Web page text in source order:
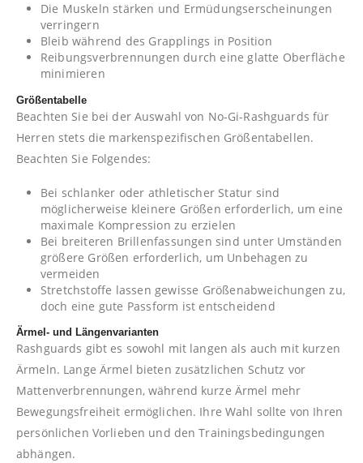
Die Muskeln stärken und Ermüdungserscheinungen
verringern
Bleib während des Grapplings in Position
Reibungsverbrennungen durch eine glatte Oberfläche
minimieren
Größentabelle
Beachten Sie bei der Auswahl von No-Gi-Rashguards für
Herren stets die markenspezifischen Größentabellen.
Beachten Sie Folgendes:
Bei schlanker oder athletischer Statur sind
möglicherweise kleinere Größen erforderlich, um eine
maximale Kompression zu erzielen
Bei breiteren Brillenfassungen sind unter Umständen
größere Größen erforderlich, um Unbehagen zu
vermeiden
Stretchstoffe lassen gewisse Größenabweichungen zu,
doch eine gute Passform ist entscheidend
Ärmel- und Längenvarianten
Rashguards gibt es sowohl mit langen als auch mit kurzen
Ärmeln. Lange Ärmel bieten zusätzlichen Schutz vor
Mattenverbrennungen, während kurze Ärmel mehr
Bewegungsfreiheit ermöglichen. Ihre Wahl sollte von Ihren
persönlichen Vorlieben und den Trainingsbedingungen
abhängen.